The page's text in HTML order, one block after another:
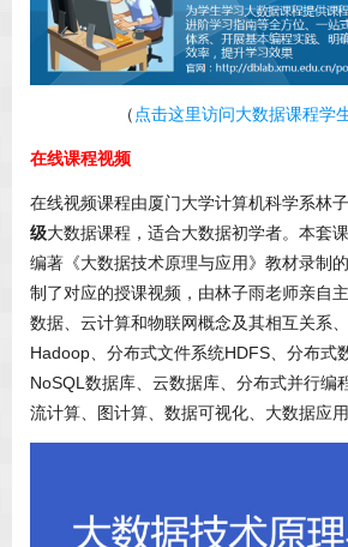
（点击这里访问大数据课程学
在线课程视频
在线视频课程由厦门大学计算机科学系林
级大数据课程，适合大数据初学者。本套
编著《大数据技术原理与应用》教材录制
制了对应的授课视频，由林子雨老师亲自
数据、云计算和物联网概念及其相互关系
Hadoop、分布式文件系统HDFS、分布式
NoSQL数据库、云数据库、分布式并行编
流计算、图计算、数据可视化、大数据应用